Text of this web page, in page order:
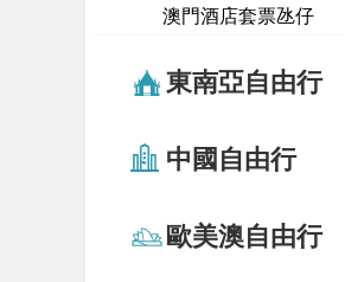
澳門酒店套票氹仔
東南亞自由行
中國自由行
歐美澳自由行